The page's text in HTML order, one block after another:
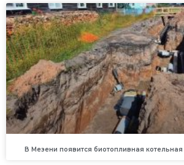
В Мезени появится биотопливная